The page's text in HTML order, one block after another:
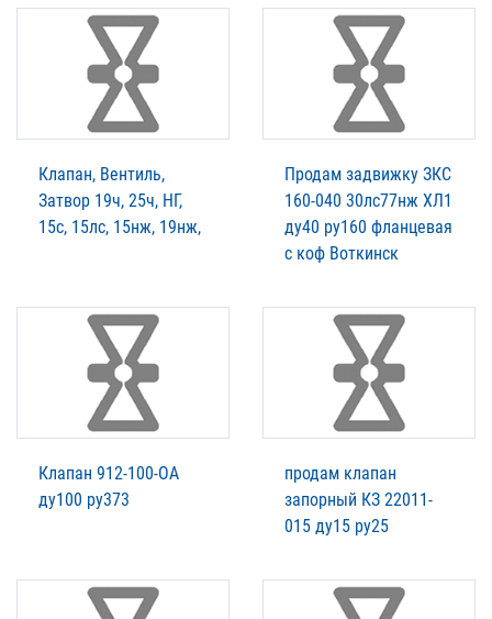
Клапан, Вентиль,
Затвор 19ч, 25ч, НГ,
15с, 15лс, 15нж, 19нж,
Продам задвижку ЗКС
160-040 30лс77нж ХЛ1
ду40 ру160 фланцевая
с коф Воткинск
Клапан 912-100-ОА
ду100 ру373
продам клапан
запорный КЗ 22011-
015 ду15 ру25